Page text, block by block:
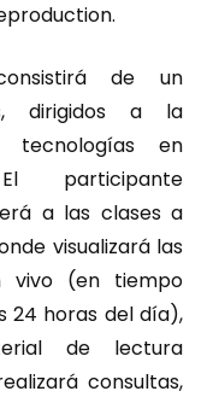
de un
dirigidos a la
tecnologías en
participante
a las clases a
visualizará las
vivo (en tiempo
24 horas del día),
de lectura
consultas,